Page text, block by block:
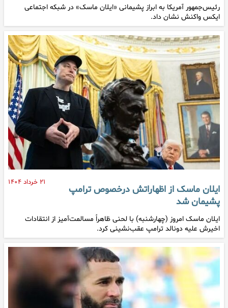
رئیس‌جمهور آمریکا به ابراز پشیمانی «ایلان ماسک» در شبکه اجتماعی
ایکس واکنش نشان داد.
۲۱ خرداد ۱۴۰۴
ایلان ماسک از اظهاراتش درخصوص ترامپ
پشیمان شد
ایلان ماسک امروز (چهارشنبه) با لحنی ظاهراً مسالمت‌آمیز از انتقادات
اخیرش علیه دونالد ترامپ عقب‌نشینی کرد.